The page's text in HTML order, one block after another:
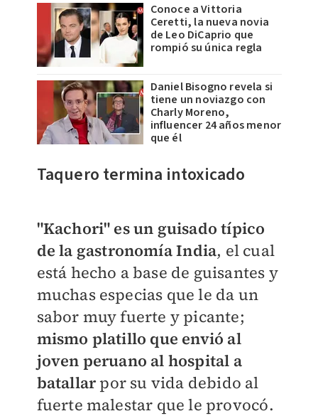
Conoce a Vittoria
Ceretti, la nueva novia
de Leo DiCaprio que
rompió su única regla
Daniel Bisogno revela si
tiene un noviazgo con
Charly Moreno,
influencer 24 años menor
que él
Taquero termina intoxicado
​"Kachori" es un guisado típico
de la gastronomíaIndia, el cual
está hecho a base de guisantes y
muchas especias que le da un
sabor muy fuerte y picante;
mismo platillo que envió al
joven peruano al hospital a
batallarpor su vida debido al
fuerte malestar que le provocó.